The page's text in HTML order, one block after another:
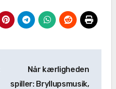
Når kærligheden
spiller: Bryllupsmusik,